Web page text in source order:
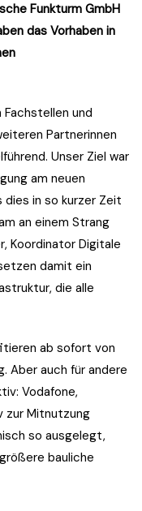
Funkturm GmbH
das Vorhaben in
und
Partnerinnen
Unser Ziel war
am neuen
dies in so kurzer Zeit
an einem Strang
Koordinator Digitale
damit ein
die alle
ab sofort von
Aber auch für andere
Vodafone,
zur Mitnutzung
so ausgelegt,
bauliche